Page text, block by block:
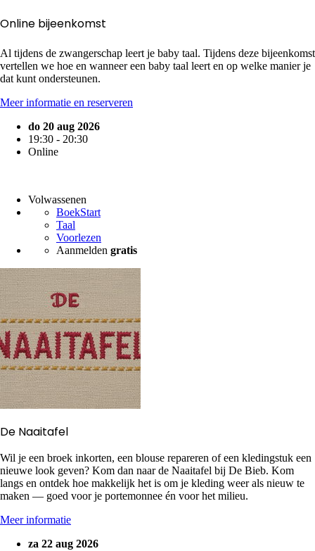
Online bijeenkomst
Al tijdens de zwangerschap leert je baby taal. Tijdens deze bijeenkomst
vertellen we hoe en wanneer een baby taal leert en op welke manier je
dat kunt ondersteunen.
Meer informatie en reserveren
do 20 aug 2026
19:30 - 20:30
Online
Volwassenen
BoekStart
Taal
Voorlezen
Aanmelden gratis
De Naaitafel
Wil je een broek inkorten, een blouse repareren of een kledingstuk een
nieuwe look geven? Kom dan naar de Naaitafel bij De Bieb. Kom
langs en ontdek hoe makkelijk het is om je kleding weer als nieuw te
maken — goed voor je portemonnee én voor het milieu.
Meer informatie
za 22 aug 2026